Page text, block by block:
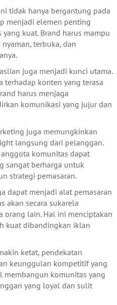
tidak hanya bergantung pada
menjadi elemen penting
kuat. Brand harus mampu
terbuka, dan
juga menjadi kunci utama.
terhadap konten yang terasa
harus menjaga
komunikasi yang jujur dan
juga memungkinkan
langsung dari pelanggan.
komunitas dapat
sangat berharga untuk
strategi pemasaran.
dapat menjadi alat pemasaran
akan secara sukarela
orang lain. Hal ini menciptakan
kuat dibandingkan iklan
ketat, pendekatan
keunggulan kompetitif yang
membangun komunitas yang
yang loyal dan sulit